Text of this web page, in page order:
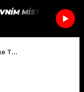
JAK
SEZNAM.CZ
MÍSTĚ
bez jeho svolení